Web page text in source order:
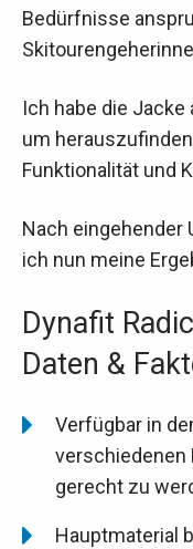
Bedürfnisse
Ich habe die
um
Funktionalität und
Nach eingehender
ich nun meine
Dynafit
Daten &
Verfügbar in
verschiedenen
gerecht zu
Hauptmaterial